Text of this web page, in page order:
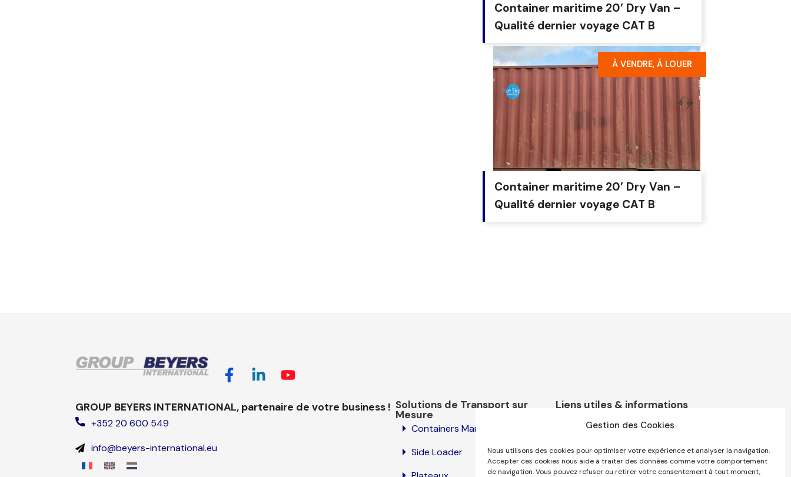
Gestion des Cookies
Nous utilisons des cookies pour optimiser votre expérience et analyser la navigation.
Accepter ces cookies nous aide à traiter des données comme votre comportement
de navigation. Vous pouvez refuser ou retirer votre consentement à tout moment,
Container maritime 20’ Dry Van –
Qualité dernier voyage CAT B
À VENDRE, À LOUER
Container maritime 20’ Dry Van –
Qualité dernier voyage CAT B
GROUP BEYERS INTERNATIONAL, partenaire de votre business !
+352 20 600 549
info@beyers-international.eu
Solutions de Transport sur
Mesure
Containers Maritimes
Side Loader
Liens utiles & informations
Contact